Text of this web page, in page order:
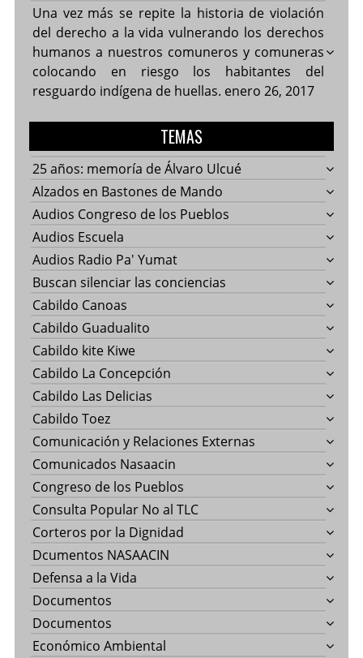
Una vez más se repite la historia de violación
del derecho a la vida vulnerando los derechos
humanos a nuestros comuneros y comuneras
colocando en riesgo los habitantes del
resguardo indígena de huellas. enero 26, 2017
TEMAS
25 años: memoría de Álvaro Ulcué
Alzados en Bastones de Mando
Audios Congreso de los Pueblos
Audios Escuela
Audios Radio Pa' Yumat
Buscan silenciar las conciencias
Cabildo Canoas
Cabildo Guadualito
Cabildo kite Kiwe
Cabildo La Concepción
Cabildo Las Delicias
Cabildo Toez
Comunicación y Relaciones Externas
Comunicados Nasaacin
Congreso de los Pueblos
Consulta Popular No al TLC
Corteros por la Dignidad
Dcumentos NASAACIN
Defensa a la Vida
Documentos
Documentos
Económico Ambiental